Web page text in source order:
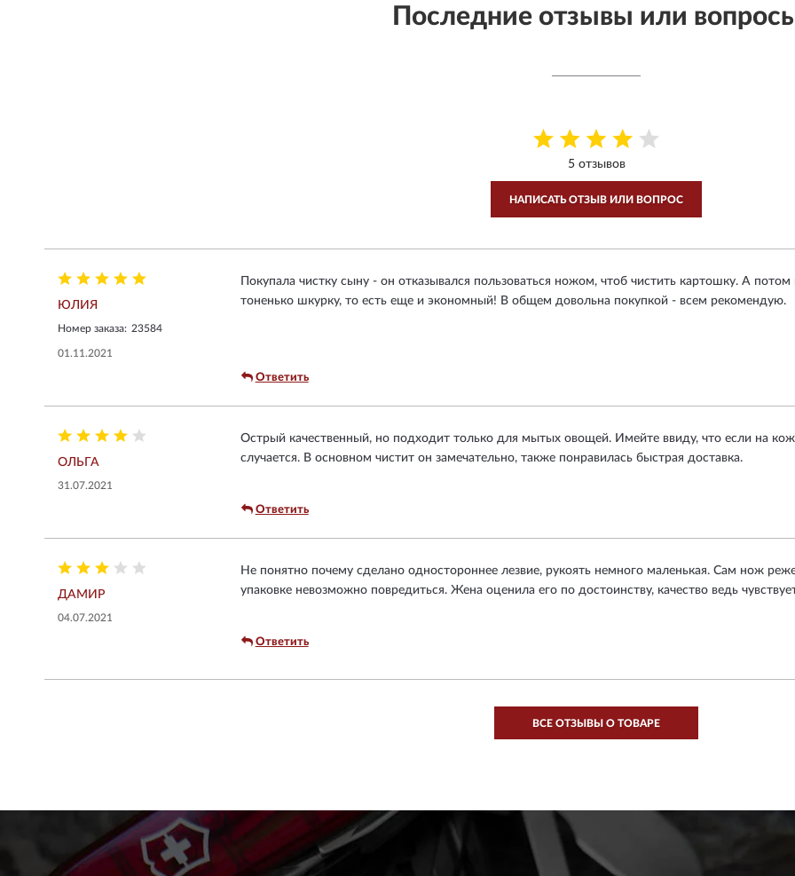
Последние отзывы или
5 отзывов
НАПИСАТЬ ОТЗЫВ ИЛИ ВОПРОС
ЮЛИЯ
Номер заказа: 23584
01.11.2021
Покупала чистку сыну - он отказывался пользоваться ножом, чтоб чистить картошку. А
тоненько шкурку, то есть еще и экономный! В общем довольна покупкой - всем рекомендую.
Ответить
ОЛЬГА
31.07.2021
Острый качественный, но подходит только для мытых овощей. Имейте ввиду, что если на
случается. В основном чистит он замечательно, также понравилась быстрая доставка.
Ответить
ДАМИР
04.07.2021
Не понятно почему сделано одностороннее лезвие, рукоять немного маленькая. Сам нож
упаковке невозможно повредиться. Жена оценила его по достоинству, качество ведь
Ответить
ВСЕ ОТЗЫВЫ О ТОВАРЕ